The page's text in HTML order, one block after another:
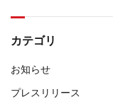
カテゴリ
お知らせ
プレスリリース